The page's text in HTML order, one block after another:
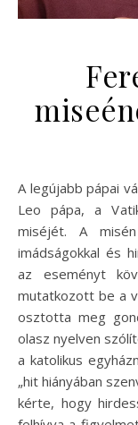
A legújabb pápai választások után Ferenc pápa utódja, XIV.
Leo pápa, a
miséjét. A
imádságokkal és
az eseményt
mutatkozott be a
osztotta meg
olasz nyelven
a katolikus
„hit hiányában
kérte, hogy